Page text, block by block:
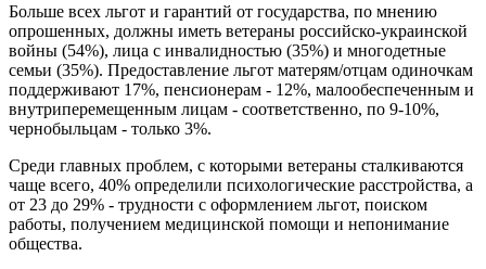
Больше всех льгот и гарантий от государства, по мнению
опрошенных, должны иметь ветераны российско-украинской
войны (54%), лица с инвалидностью (35%) и многодетные
семьи (35%). Предоставление льгот матерям/отцам одиночкам
поддерживают 17%, пенсионерам - 12%, малообеспеченным и
внутриперемещенным лицам - соответственно, по 9-10%,
чернобыльцам - только 3%.
Среди главных проблем, с которыми ветераны сталкиваются
чаще всего, 40% определили психологические расстройства, а
от 23 до 29% - трудности с оформлением льгот, поиском
работы, получением медицинской помощи и непонимание
общества.